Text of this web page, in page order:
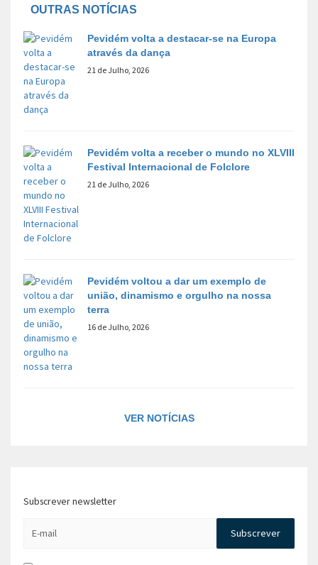
OUTRAS NOTÍCIAS
Pevidém volta a destacar-se na Europa
através da dança
21 de Julho, 2026
Pevidém volta a receber o mundo no XLVIII
Festival Internacional de Folclore
21 de Julho, 2026
Pevidém voltou a dar um exemplo de
união, dinamismo e orgulho na nossa
terra
16 de Julho, 2026
VER NOTÍCIAS
Subscrever newsletter